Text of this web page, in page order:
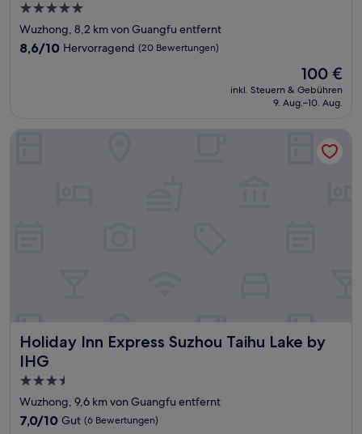
5.0-
Sterne-
Unterkunft
Wuzhong, 8,2 km von Guangfu entfernt
8.6
8,6/10 Hervorragend (20 Bewertungen)
Der
Preis
beträgt
100 €
inkl. Steuern & Gebühren
9. Aug.–10. Aug.
Holiday Inn Express Suzhou Taihu Lake by
IHG
Holiday Inn Express Suzhou Taihu Lake by IHG
3.5-
Sterne-
Unterkunft
Wuzhong, 9,6 km von Guangfu entfernt
7.0
7,0/10 Gut (6 Bewertungen)